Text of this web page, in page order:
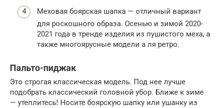
Меховая боярская шапка — отличный вариант
для роскошного образа. Осенью и зимой 2020-
2021 года в тренде изделия из пушистого меха, а
также многоярусные модели а ля ретро.
Пальто-пиджак
Это строгая классическая модель. Под нее лучше
подобрать классический головной убор. Ближе к зиме
— утеплитесь! Носите боярскую шапку или ушанку из